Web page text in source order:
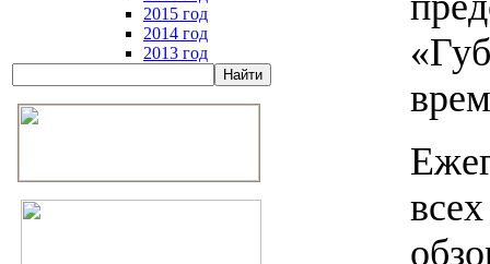
2015 год
2014 год
2013 год